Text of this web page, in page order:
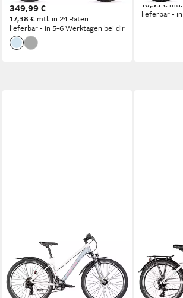
349,99 €
17,38 € mtl. in 24 Raten
lieferbar - in 5-6 Werktagen bei dir
16,39 €mtl.
lieferbar -
Kinderfahrrad Axess
Adventure 27.5 Trapez
43 cm Rahmenhöhe
21 Gänge
120 kg Zul. Gesamtgewicht
8 Wave
34 cm
8 Gänge
80 kg Zul.